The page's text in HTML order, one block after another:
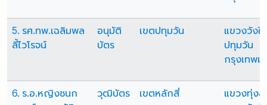
5. รศ.ทพ.เฉลิมพล
ลี้ไวโรจน์
อนุมัติ
บัตร
เขตปทุมวัน
แขวงวังใ
ปทุมวัน
กรุงเทพม
6. ร.อ.หญิงชนก
วุฒิบัตร เขตหลักสี่
แขวงทุ่ง